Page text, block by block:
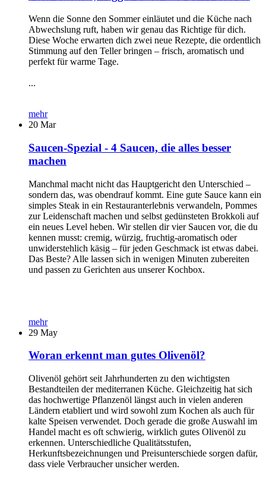
Wenn die Sonne den Sommer einläutet und die Küche nach
Abwechslung ruft, haben wir genau das Richtige für dich.
Diese Woche erwarten dich zwei neue Rezepte, die ordentlich
Stimmung auf den Teller bringen – frisch, aromatisch und
perfekt für warme Tage.
...
mehr
20 Mar
Saucen-Spezial - 4 Saucen, die alles besser
machen
Manchmal macht nicht das Hauptgericht den Unterschied –
sondern das, was obendrauf kommt. Eine gute Sauce kann ein
simples Steak in ein Restauranterlebnis verwandeln, Pommes
zur Leidenschaft machen und selbst gedünsteten Brokkoli auf
ein neues Level heben. Wir stellen dir vier Saucen vor, die du
kennen musst: cremig, würzig, fruchtig-aromatisch oder
unwiderstehlich käsig – für jeden Geschmack ist etwas dabei.
Das Beste? Alle lassen sich in wenigen Minuten zubereiten
und passen zu Gerichten aus unserer Kochbox.
mehr
29 May
Woran erkennt man gutes Olivenöl?
Olivenöl gehört seit Jahrhunderten zu den wichtigsten
Bestandteilen der mediterranen Küche. Gleichzeitig hat sich
das hochwertige Pflanzenöl längst auch in vielen anderen
Ländern etabliert und wird sowohl zum Kochen als auch für
kalte Speisen verwendet. Doch gerade die große Auswahl im
Handel macht es oft schwierig, wirklich gutes Olivenöl zu
erkennen. Unterschiedliche Qualitätsstufen,
Herkunftsbezeichnungen und Preisunterschiede sorgen dafür,
dass viele Verbraucher unsicher werden.